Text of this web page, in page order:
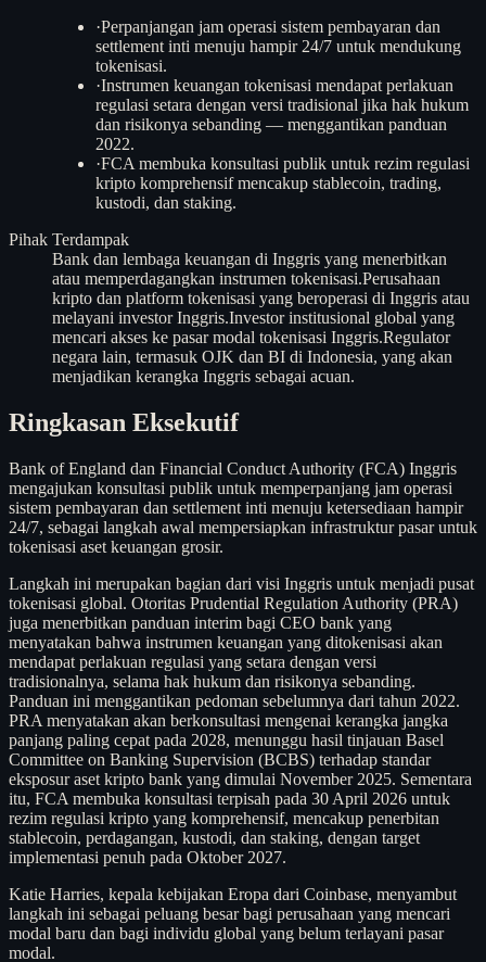
·Perpanjangan jam operasi sistem pembayaran dan
settlement inti menuju hampir 24/7 untuk mendukung
tokenisasi.
·Instrumen keuangan tokenisasi mendapat perlakuan
regulasi setara dengan versi tradisional jika hak hukum
dan risikonya sebanding — menggantikan panduan
2022.
·FCA membuka konsultasi publik untuk rezim regulasi
kripto komprehensif mencakup stablecoin, trading,
kustodi, dan staking.
Pihak Terdampak
Bank dan lembaga keuangan di Inggris yang menerbitkan
atau memperdagangkan instrumen tokenisasi.Perusahaan
kripto dan platform tokenisasi yang beroperasi di Inggris atau
melayani investor Inggris.Investor institusional global yang
mencari akses ke pasar modal tokenisasi Inggris.Regulator
negara lain, termasuk OJK dan BI di Indonesia, yang akan
menjadikan kerangka Inggris sebagai acuan.
Ringkasan Eksekutif
Bank of England dan Financial Conduct Authority (FCA) Inggris
mengajukan konsultasi publik untuk memperpanjang jam operasi
sistem pembayaran dan settlement inti menuju ketersediaan hampir
24/7, sebagai langkah awal mempersiapkan infrastruktur pasar untuk
tokenisasi aset keuangan grosir.
Langkah ini merupakan bagian dari visi Inggris untuk menjadi pusat
tokenisasi global. Otoritas Prudential Regulation Authority (PRA)
juga menerbitkan panduan interim bagi CEO bank yang
menyatakan bahwa instrumen keuangan yang ditokenisasi akan
mendapat perlakuan regulasi yang setara dengan versi
tradisionalnya, selama hak hukum dan risikonya sebanding.
Panduan ini menggantikan pedoman sebelumnya dari tahun 2022.
PRA menyatakan akan berkonsultasi mengenai kerangka jangka
panjang paling cepat pada 2028, menunggu hasil tinjauan Basel
Committee on Banking Supervision (BCBS) terhadap standar
eksposur aset kripto bank yang dimulai November 2025. Sementara
itu, FCA membuka konsultasi terpisah pada 30 April 2026 untuk
rezim regulasi kripto yang komprehensif, mencakup penerbitan
stablecoin, perdagangan, kustodi, dan staking, dengan target
implementasi penuh pada Oktober 2027.
Katie Harries, kepala kebijakan Eropa dari Coinbase, menyambut
langkah ini sebagai peluang besar bagi perusahaan yang mencari
modal baru dan bagi individu global yang belum terlayani pasar
modal.